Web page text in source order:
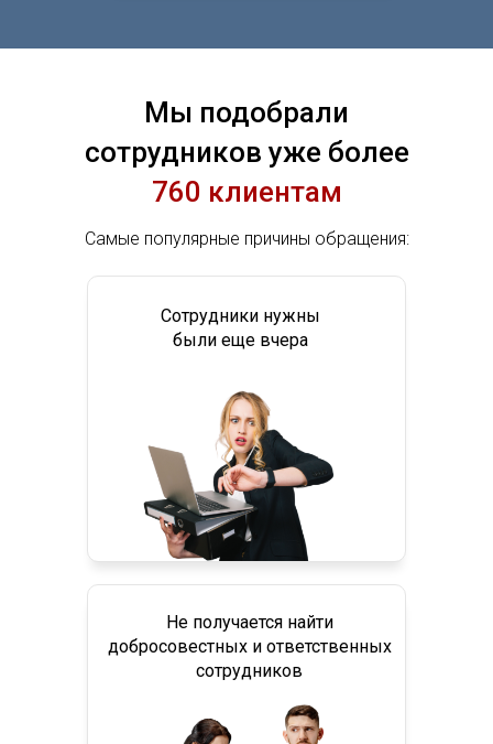
Мы подобрали
сотрудников уже более
760 клиентам
Самые популярные причины обращения:
Сотрудники нужны
были еще вчера
Не получается найти
добросовестных и ответственных
сотрудников